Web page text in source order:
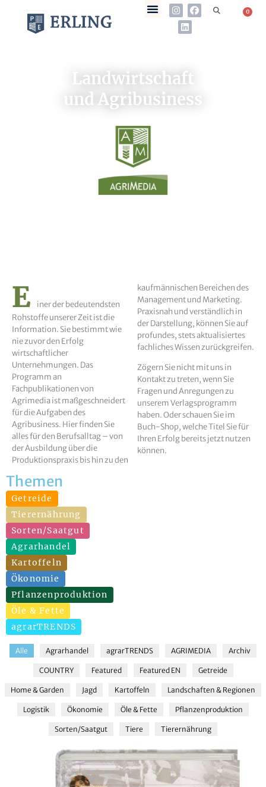
0
Landwirtschaft
und Agribusiness
E
iner der bedeutendsten
Rohstoffe unserer Zeit ist die
Information. Sie bestimmt wie
nie zuvor den Erfolg
wirtschaftlicher
Unternehmungen. Das
Programm an
Fachpublikationen von
Agrimedia ist maßgeschneidert
für die Aufgaben des
Agribusiness. Hier finden Sie
alles für den Berufsalltag – von
der Ausbildung über die
Produktionspraxis bis hin zu den
kaufmännischen Bereichen des
Management und Marketing.
Praxisnah und verständlich in
der Darstellung, können Sie auf
profundes, stets aktualisiertes
fachliches Wissen zurückgreifen.
Zögern Sie nicht mit uns in
Kontakt zu treten, wenn Sie
Fragen und Anregungen zu
unserem Verlagsprogramm
haben. Oder schauen Sie im
Buch-Shop, welche Titel Sie für
Ihren Erfolg bereits jetzt nutzen
können.
Themen
Getreide
Tierernährung
Sorten/Saatgut
Agrarhandel
Kartoffeln
Ökonomie
Pflanzenproduktion
Öle & Fette
agrarTRENDS
Alle Agrarhandel agrarTRENDS AGRIMEDIA Archiv
COUNTRY Featured Featured EN Getreide
Home & Garden Jagd Kartoffeln Landschaften & Regionen
Logistik Ökonomie Öle & Fette Pflanzenproduktion
Sorten/Saatgut Tiere Tierernährung